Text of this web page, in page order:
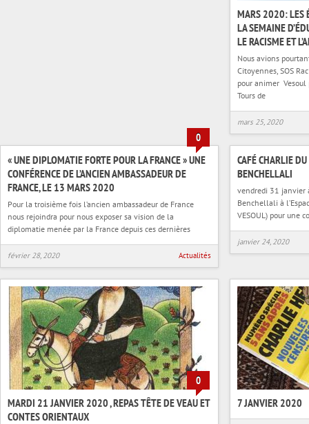
MARS 2020: LES
LA SEMAINE
LE RACISME ET
Nous avions
Citoyennes, SOS
pour animer
Tours de
mars 25, 2020
0
« UNE DIPLOMATIE FORTE POUR LA FRANCE » UNE
CONFÉRENCE DE L’ANCIEN AMBASSADEUR DE
FRANCE, LE 13 MARS 2020
Pour la troisième fois l’ancien ambassadeur de France
nous rejoindra pour nous exposer sa vision de la
diplomatie menée par la France depuis ces dernières
février 28, 2020 Actualités
CAFÉ CHARLIE
BENCHELLALI
vendredi 31 janvier
Benchellali à
VESOUL) pour une
janvier 24, 2020
0
MARDI 21 JANVIER 2020 , REPAS TÊTE DE VEAU ET
CONTES ORIENTAUX
7 JANVIER 2020